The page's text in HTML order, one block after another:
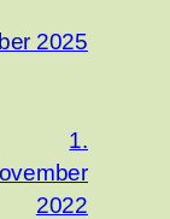
2025
1.
2022